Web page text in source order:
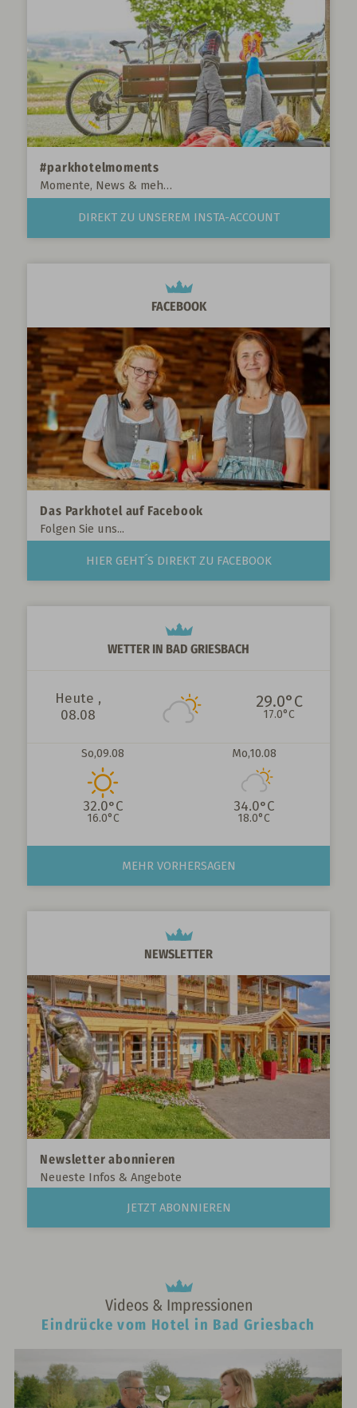
#parkhotelmoments
Momente, News & mehr...
DIREKT ZU UNSEREM INSTA-ACCOUNT
FACEBOOK
Das Parkhotel auf Facebook
Folgen Sie uns...
HIER GEHT´S DIREKT ZU FACEBOOK
WETTER IN BAD GRIESBACH
Heute ,
08.08
29.0°C
17.0°C
So,09.08
32.0°C
16.0°C
Mo,10.08
34.0°C
18.0°C
MEHR VORHERSAGEN
NEWSLETTER
Newsletter abonnieren
Neueste Infos & Angebote
JETZT ABONNIEREN
Videos & Impressionen
Eindrücke vom Hotel in Bad Griesbach